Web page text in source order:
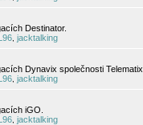
Destinator.
jacktalking
Dynavix společnosti Telematix.
jacktalking
iGO.
jacktalking